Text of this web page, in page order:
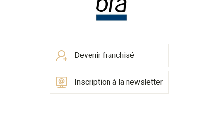
Devenir franchisé
Inscription à la newsletter